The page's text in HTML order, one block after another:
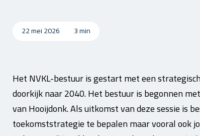
22 mei 2026 3 min
Het NVKL-bestuur is gestart met een
doorkijk naar 2040. Het bestuur is begonnen
van Hooijdonk. Als uitkomst van deze sessie is
toekomststrategie te bepalen maar vooral ook